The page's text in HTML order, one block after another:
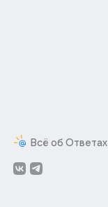
Всё об Ответах